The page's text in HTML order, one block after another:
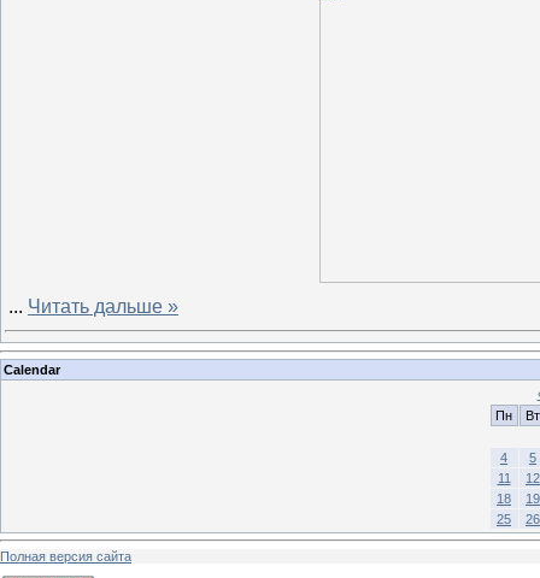
... Читать дальше »
Calendar
Пн
Вт
4
5
11
12
18
19
25
26
Полная версия сайта